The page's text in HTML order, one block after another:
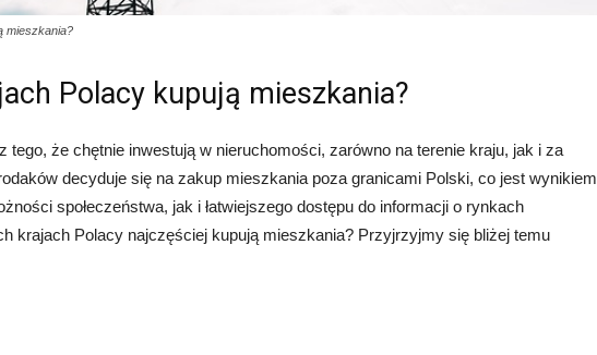
mieszkania?
Polacy kupują mieszkania?
tego, że chętnie inwestują w nieruchomości, zarówno na terenie kraju, jak i za
decyduje się na zakup mieszkania poza granicami Polski, co jest wynikiem
społeczeństwa, jak i łatwiejszego dostępu do informacji o rynkach
krajach Polacy najczęściej kupują mieszkania? Przyjrzyjmy się bliżej temu